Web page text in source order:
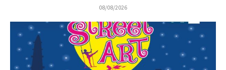
08/08/2026